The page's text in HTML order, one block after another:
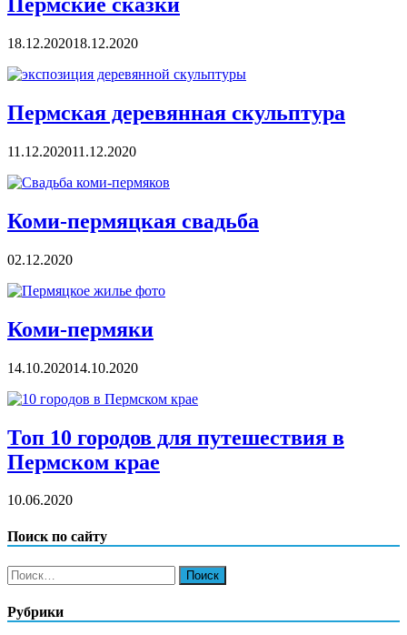
Пермские сказки
18.12.202018.12.2020
Пермская деревянная скульптура
11.12.202011.12.2020
Коми-пермяцкая свадьба
02.12.2020
Коми-пермяки
14.10.202014.10.2020
Топ 10 городов для путешествия в
Пермском крае
10.06.2020
Поиск по сайту
Найти:
Рубрики